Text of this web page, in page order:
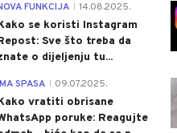
FUNKCIJA 14.08.2025.
se koristi Instagram
Sve što treba da
o dijeljenju tu...
SPASA 09.07.2025.
vratiti obrisane
poruke: Reagujte